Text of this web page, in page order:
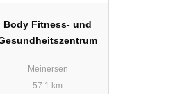
Body Fitness- und
Meinersen
57.1 km